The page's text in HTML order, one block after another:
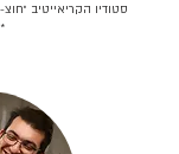
סטודיו הקריאייטיב